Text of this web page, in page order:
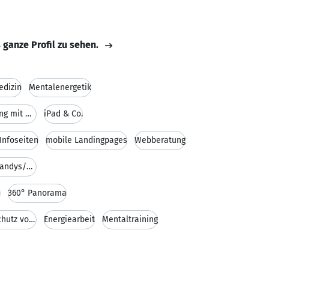
Profil zu sehen.
Mentalenergetik
Beratung und Umsetzung mobiles Marketing mit Mobil iPad & Co.
mobile Landingpages Webberatung
Veranstaltungskalender (Event CMS) für Handys/Smar
360° Panorama
Informationen zum Thema: Dauerhafter Schutz vor Mo Energiearbeit Mentaltraining